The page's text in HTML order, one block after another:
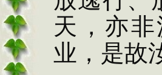
天，亦非
业，是故